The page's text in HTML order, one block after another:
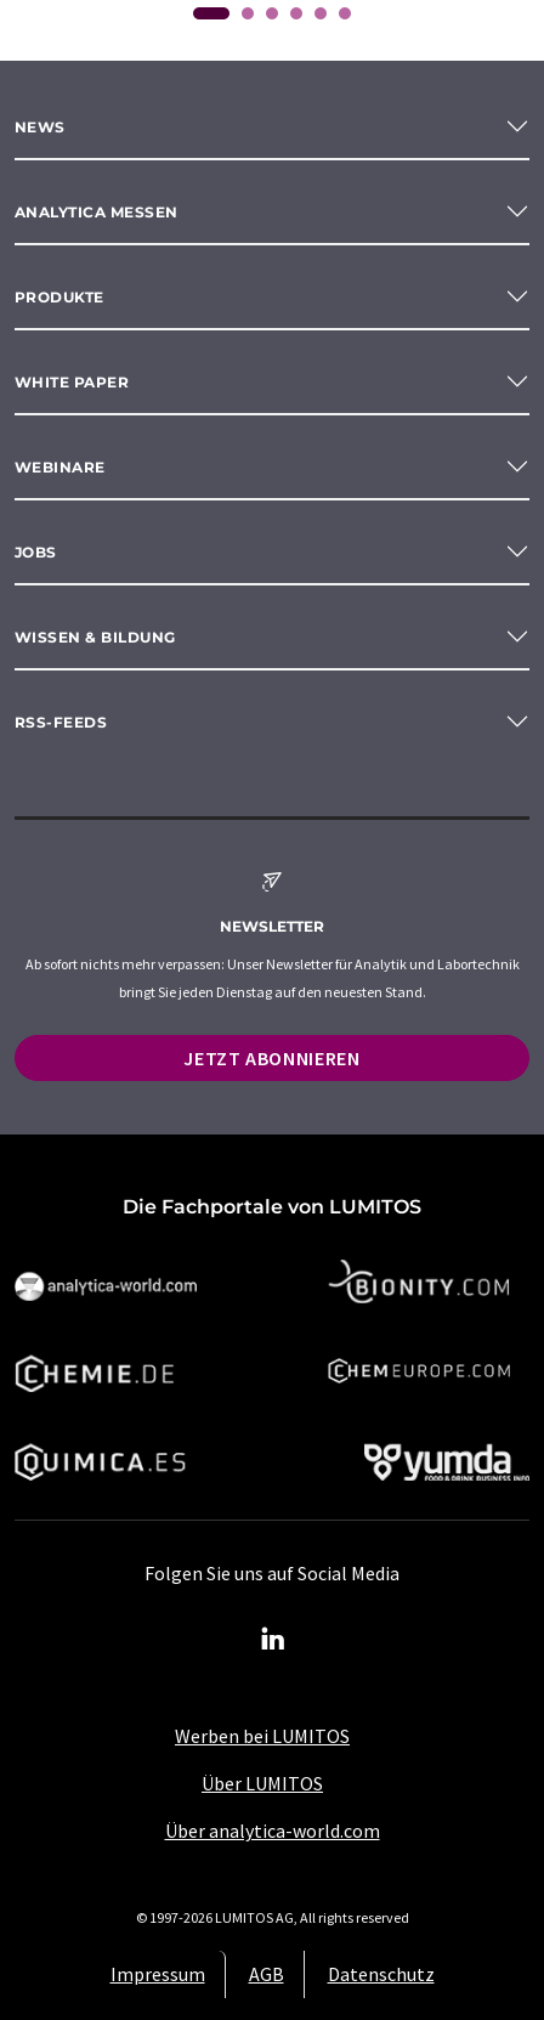
NEWS
ANALYTICA MESSEN
PRODUKTE
WHITE PAPER
WEBINARE
JOBS
WISSEN & BILDUNG
RSS-FEEDS
NEWSLETTER
Ab sofort nichts mehr verpassen: Unser Newsletter für Analytik und Labortechnik
bringt Sie jeden Dienstag auf den neuesten Stand.
JETZT ABONNIEREN
Die Fachportale von LUMITOS
Werben bei LUMITOS
Über LUMITOS
Über analytica-world.com
Impressum AGB Datenschutz
Folgen Sie uns auf Social Media
© 1997-2026 LUMITOS AG, All rights reserved